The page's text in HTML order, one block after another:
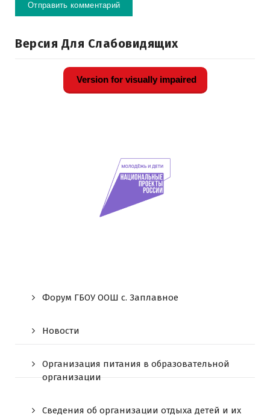
Версия Для Слабовидящих
Version for visually impaired
Форум ГБОУ ООШ c. Заплавное
Новости
Организация питания в образовательной
организации
Сведения об организации отдыха детей и их